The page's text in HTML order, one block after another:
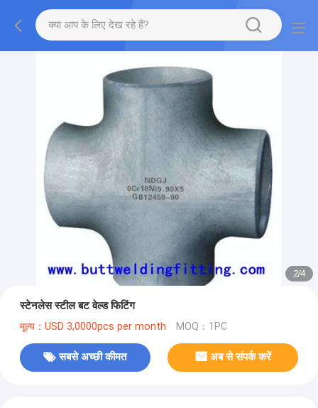
2/4
स्टेनलेस स्टील बट वेल्ड फिटिंग
मूल्य：USD 3,0000pcs per month MOQ：1PC
सबसे अच्छी कीमत अब से संपर्क करें